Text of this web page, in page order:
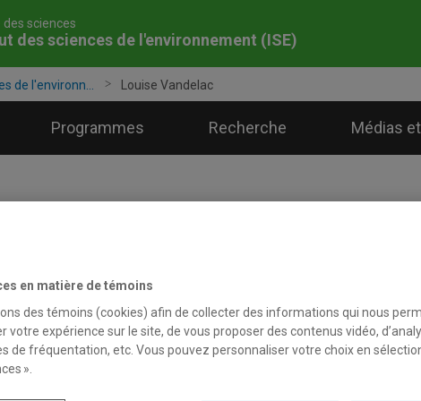
des sciences
des sciences de l'environnement (ISE)
de l'environn... Louise Vandelac
Programmes Recherche Médias
Professeure
en matière de témoins
des témoins (cookies) afin de collecter des informations qui nous
votre expérience sur le site, de vous proposer des contenus vidéo,
de fréquentation, etc. Vous pouvez personnaliser votre choix en
».